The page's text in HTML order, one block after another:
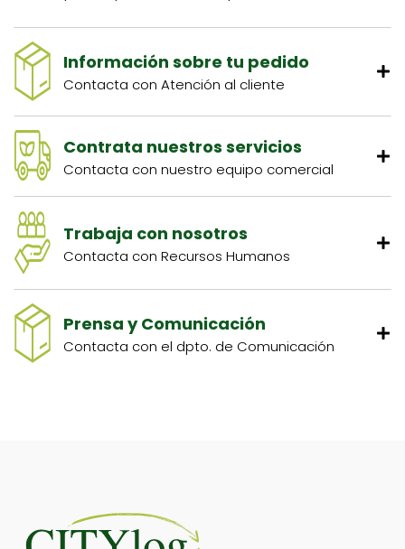
Información sobre tu pedido
Contacta con Atención al cliente
Contrata nuestros servicios
Contacta con nuestro equipo comercial
Trabaja con nosotros
Contacta con Recursos Humanos
Prensa y Comunicación
Contacta con el dpto. de Comunicación